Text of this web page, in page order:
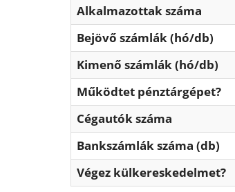
Alkalmazottak száma
Bejövő számlák (hó/db)
Kimenő számlák (hó/db)
Működtet pénztárgépet?
Cégautók száma
Bankszámlák száma (db)
Végez külkereskedelmet?